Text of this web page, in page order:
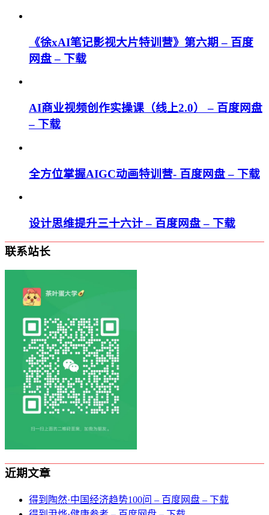
《徐xAI笔记影视大片特训营》第六期 – 百度
网盘 – 下载
AI商业视频创作实操课（线上2.0） – 百度网盘
– 下载
全方位掌握AIGC动画特训营- 百度网盘 – 下载
设计思维提升三十六计 – 百度网盘 – 下载
联系站长
近期文章
得到陶然·中国经济趋势100问 – 百度网盘 – 下载